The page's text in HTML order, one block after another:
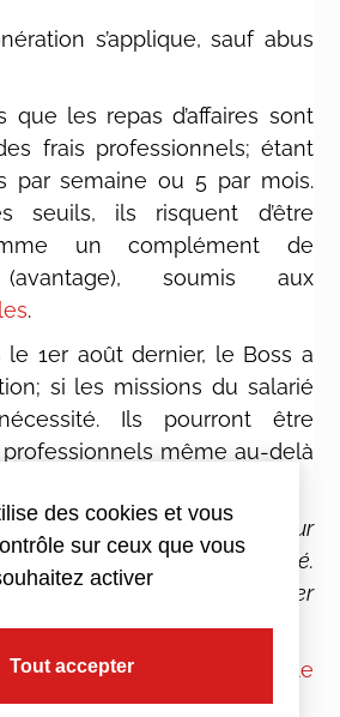
s’applique, sauf abus
que les repas d’affaires sont
frais professionnels; étant
par semaine ou 5 par mois.
seuils, ils risquent d’être
un complément de
(avantage), soumis aux
.
le 1er août dernier, le Boss a
si les missions du salarié
Ils pourront être
même au-delà
manifeste s’apprécie, sur
des missions du salarié.
que peuvent représenter
ou la représentation.
Officiel de la Sécurité Sociale
des cookies et vous
sur ceux que vous
activer
Tout accepter